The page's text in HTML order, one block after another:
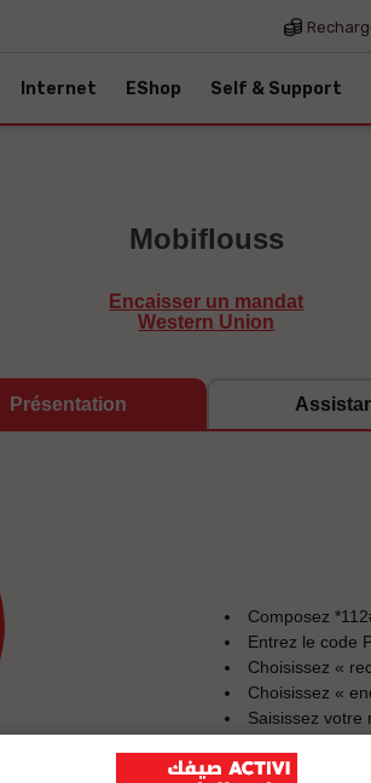
Internet EShop Self & Support
Mobiflouss
Encaisser un mandat
Western Union
Présentation
Composez
Entrez le code
Choisissez «
Choisissez «
Saisissez votre
Saisir le code
Vérifiez le